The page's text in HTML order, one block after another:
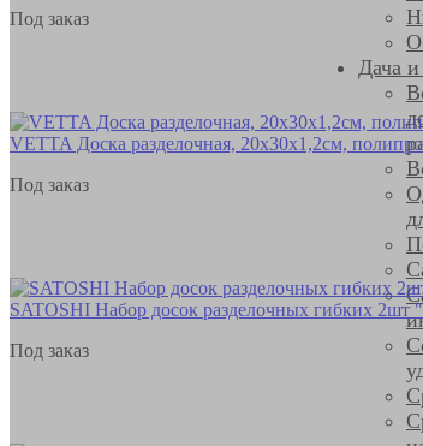
Дача и
Под заказ
VETTA Доска разделочная, 20x30x1,2см,
Под заказ
SATOSHI Набор досок разделочных гибких
Под заказ